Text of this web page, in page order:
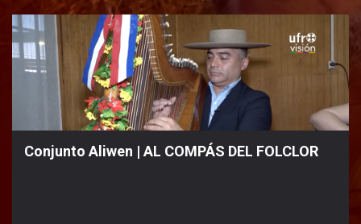
Conjunto Aliwen | AL COMPÁS DEL FOLCLOR